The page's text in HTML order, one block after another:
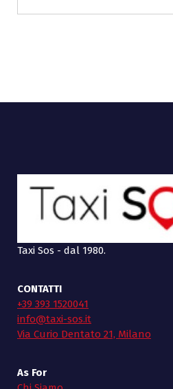
Taxi Sos - dal 1980.
CONTATTI
+39 393 1520041
info@taxi-sos.it
Via Curio Dentato 21, Milano
As For